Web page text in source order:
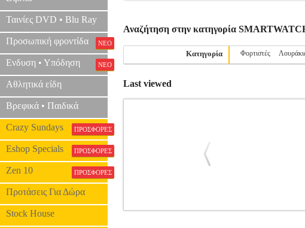
Ταινίες DVD • Blu Ray
Προσωπική φροντίδα ΝΕΟ
Ενδυση • Υπόδηση ΝΕΟ
Αθλητικά είδη
Βρεφικά • Παιδικά
Crazy Sundays ΠΡΟΣΦΟΡΕΣ
Eshop Specials ΠΡΟΣΦΟΡΕΣ
Zen 10 ΠΡΟΣΦΟΡΕΣ
Προτάσεις Για Δώρα
Stock House
Αναζήτηση στην κατηγορία
Κατηγορία Φορτιστές
Last viewed